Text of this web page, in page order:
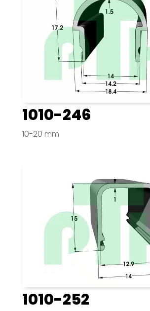
1010-246
10-20 mm
1010-252